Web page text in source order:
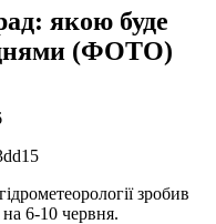
якою буде
(ФОТО)
зробив
6-10 червня.